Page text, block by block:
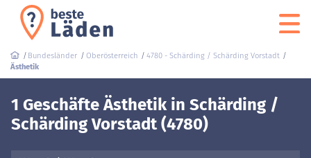
Bundesländer Oberösterreich
4780 - Schärding / Schärding Vorstadt
Ästhetik
1 Geschäfte Ästhetik in Schärding /
Schärding Vorstadt (4780)